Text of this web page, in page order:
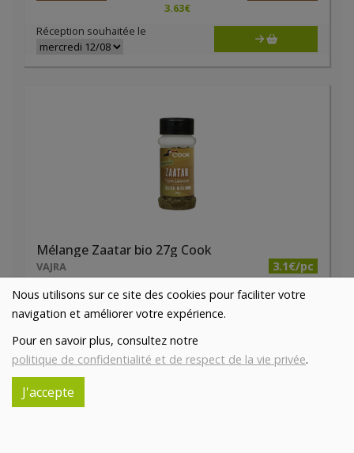
Nous utilisons sur ce site des cookies pour faciliter votre
navigation et améliorer votre expérience.
Pour en savoir plus, consultez notre
politique de confidentialité et de respect de la vie privée.
J'accepte
3.63€
Réception souhaitée le
Mélange Zaatar bio 27g Cook
VAJRA 3.1€/pc
- 1 pc +
3.1€
Réception souhaitée le